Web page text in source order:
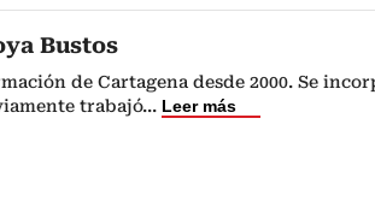
Bustos
de Cartagena desde 2000. Se
trabajó... Leer más